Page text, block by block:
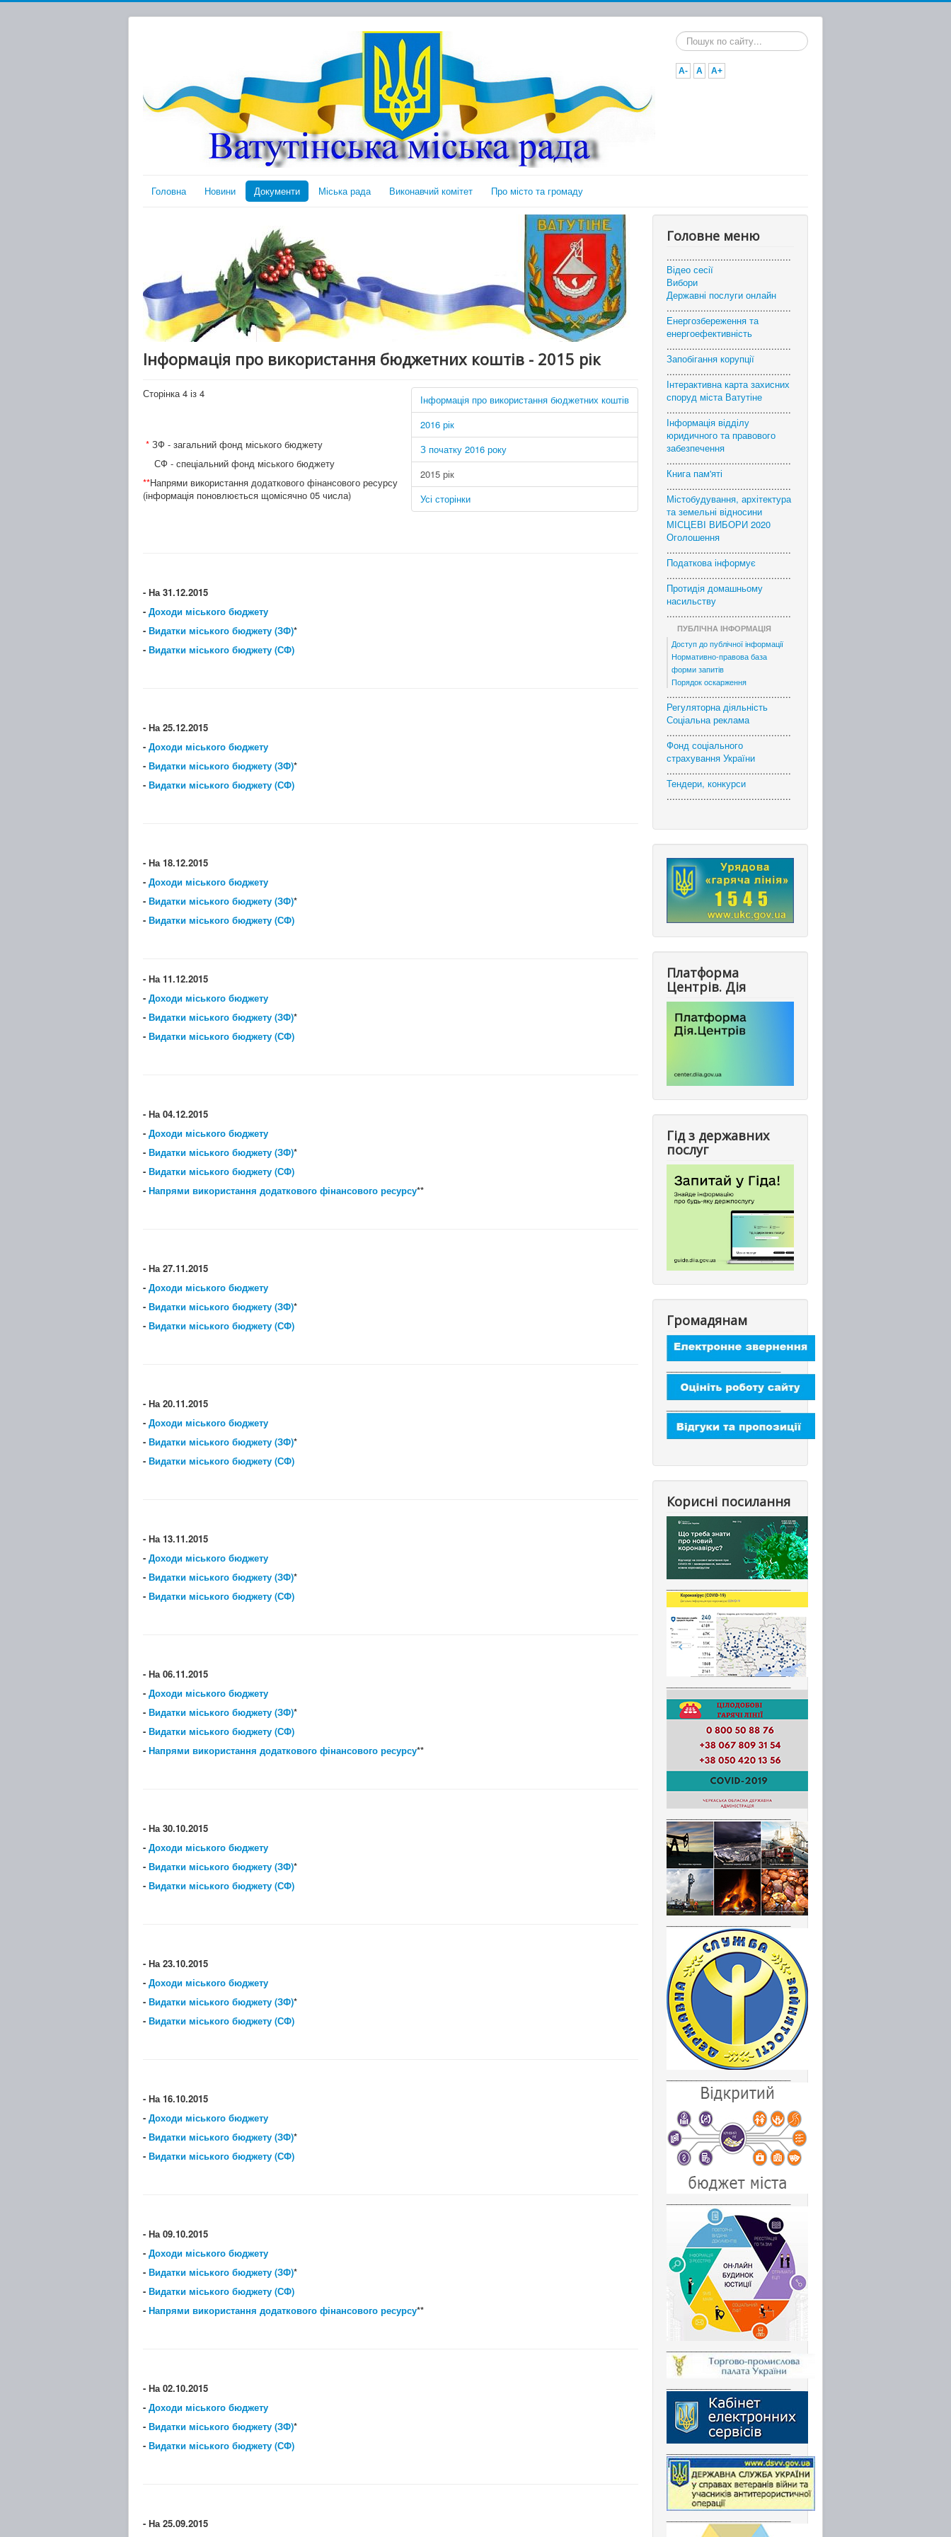
Пошук...
A- A A+
Головна Новини Документи Міська рада Виконавчий комітет Про місто та громаду
Інформація про використання бюджетних коштів - 2015 рік
Інформація про використання бюджетних коштів
2016 рік
З початку 2016 року
2015 рік
Усі сторінки
Сторінка 4 із 4
* ЗФ - загальний фонд міського бюджету
СФ - спеціальний фонд міського бюджету
**Напрями використання додаткового фінансового ресурсу
(інформація поновлюється щомісячно 05 числа)
- На 31.12.2015
- Доходи міського бюджету
- Видатки міського бюджету (ЗФ)*
- Видатки міського бюджету (СФ)
- На 25.12.2015
- Доходи міського бюджету
- Видатки міського бюджету (ЗФ)*
- Видатки міського бюджету (СФ)
- На 18.12.2015
- Доходи міського бюджету
- Видатки міського бюджету (ЗФ)*
- Видатки міського бюджету (СФ)
- На 11.12.2015
- Доходи міського бюджету
- Видатки міського бюджету (ЗФ)*
- Видатки міського бюджету (СФ)
- На 04.12.2015
- Доходи міського бюджету
- Видатки міського бюджету (ЗФ)*
- Видатки міського бюджету (СФ)
- Напрями використання додаткового фінансового ресурсу**
- На 27.11.2015
- Доходи міського бюджету
- Видатки міського бюджету (ЗФ)*
- Видатки міського бюджету (СФ)
- На 20.11.2015
- Доходи міського бюджету
- Видатки міського бюджету (ЗФ)*
- Видатки міського бюджету (СФ)
- На 13.11.2015
- Доходи міського бюджету
- Видатки міського бюджету (ЗФ)*
- Видатки міського бюджету (СФ)
- На 06.11.2015
- Доходи міського бюджету
- Видатки міського бюджету (ЗФ)*
- Видатки міського бюджету (СФ)
- Напрями використання додаткового фінансового ресурсу**
- На 30.10.2015
- Доходи міського бюджету
- Видатки міського бюджету (ЗФ)*
- Видатки міського бюджету (СФ)
- На 23.10.2015
- Доходи міського бюджету
- Видатки міського бюджету (ЗФ)*
- Видатки міського бюджету (СФ)
- На 16.10.2015
- Доходи міського бюджету
- Видатки міського бюджету (ЗФ)*
- Видатки міського бюджету (СФ)
- На 09.10.2015
- Доходи міського бюджету
- Видатки міського бюджету (ЗФ)*
- Видатки міського бюджету (СФ)
- Напрями використання додаткового фінансового ресурсу**
- На 02.10.2015
- Доходи міського бюджету
- Видатки міського бюджету (ЗФ)*
- Видатки міського бюджету (СФ)
- На 25.09.2015
Головне меню
............................................
Відео сесії
Вибори
Державні послуги онлайн
............................................
Енергозбереження та
енергоефективність
............................................
Запобігання корупції
............................................
Інтерактивна карта захисних
споруд міста Ватутіне
............................................
Інформація відділу
юридичного та правового
забезпечення
............................................
Книга пам'яті
............................................
Містобудування, архітектура
та земельні відносини
МІСЦЕВІ ВИБОРИ 2020
Оголошення
............................................
Податкова інформує
............................................
Протидія домашньому
насильству
............................................
ПУБЛІЧНА ІНФОРМАЦІЯ
Доступ до публічної інформації
Нормативно-правова база
форми запитів
Порядок оскарження
............................................
Регуляторна діяльність
Соціальна реклама
............................................
Фонд соціального
страхування України
............................................
Тендери, конкурси
............................................
Платформа
Центрів. Дія
Гід з державних
послуг
Громадянам
Корисні посилання